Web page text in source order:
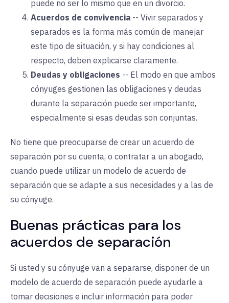
puede no ser lo mismo que en un divorcio.
Acuerdos de convivencia -- Vivir separados y
separados es la forma más común de manejar
este tipo de situación, y si hay condiciones al
respecto, deben explicarse claramente.
Deudas y obligaciones -- El modo en que ambos
cónyuges gestionen las obligaciones y deudas
durante la separación puede ser importante,
especialmente si esas deudas son conjuntas.
No tiene que preocuparse de crear un acuerdo de
separación por su cuenta, o contratar a un abogado,
cuando puede utilizar un modelo de acuerdo de
separación que se adapte a sus necesidades y a las de
su cónyuge.
Buenas prácticas para los
acuerdos de separación
Si usted y su cónyuge van a separarse, disponer de un
modelo de acuerdo de separación puede ayudarle a
tomar decisiones e incluir información para poder